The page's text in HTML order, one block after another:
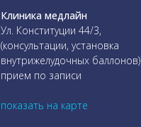
Клиника медлайн
Ул. Конституции 44/3,
(консультации, установка
внутрижелудочных баллонов)
прием по записи
показать на карте